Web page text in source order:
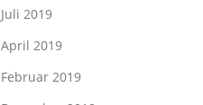
Juli 2019
April 2019
Februar 2019